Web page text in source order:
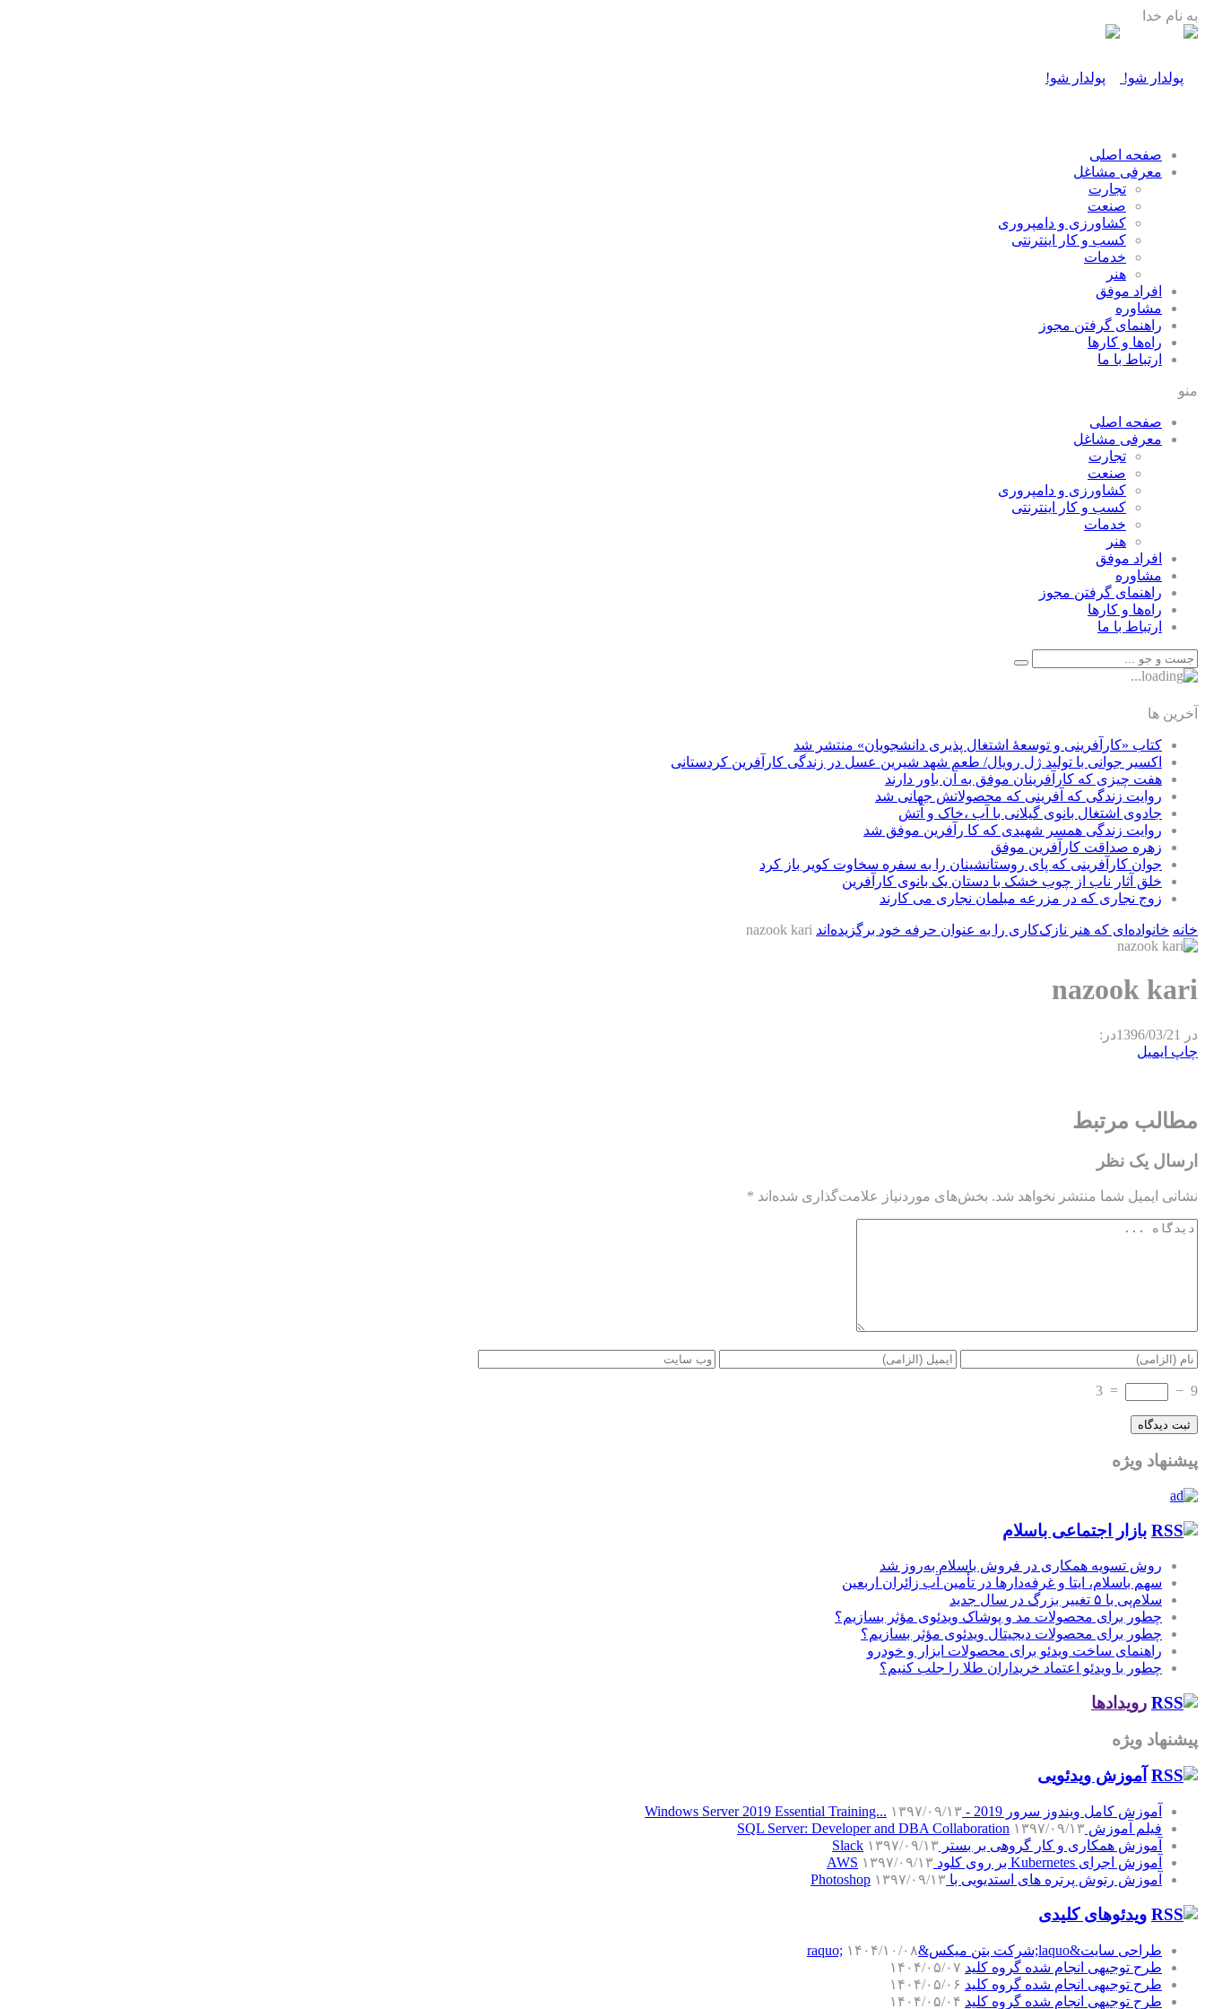
به نام خدا
صفحه اصلی
معرفی مشاغل
تجارت
صنعت
كشاورزی و دامپروری
كسب و كار اينترنتی
خدمات
هنر
افراد موفق
مشاوره
راهنمای گرفتن مجوز
راه‌ها و كارها
ارتباط با ما
منو
صفحه اصلی
معرفی مشاغل
تجارت
صنعت
كشاورزی و دامپروری
كسب و كار اينترنتی
خدمات
هنر
افراد موفق
مشاوره
راهنمای گرفتن مجوز
راه‌ها و كارها
ارتباط با ما
آخرین ها
کتاب «کارآفرینی و توسعۀ اشتغال پذیری دانشجویان» منتشر شد
اکسیر جوانی با تولید ژل رویال/ طعم شهد شیرین عسل‌ در زندگی کارآفرین کردستانی
هفت چیزی که کارآفرینان موفق به آن باور دارند
روایت زندگی که آفرینی که محصولاتش جهانی شد
جادوی اشتغال بانوی گیلانی با آب ،خاک و آتش
روایت زندگی همسر شهیدی که کا رآفرین موفق شد
زهره صداقت کارآفرین موفق
جوان کارآفرینی که پای روستانشینان را به سفره سخاوت کویر باز کرد
خلق آثار ناب از چوب خشک با دستان یک بانوی کارآفرین
زوج نجاری که در مزرعه مبلمان نجاری می کارند
خانه خانواده‌ای که هنر نازک‌کاری را به عنوان حرفه خود برگزیده‌اند nazook kari
nazook kari
در 1396/03/21در:
چاپ ایمیل
مطالب مرتبط
ارسال یک نظر
نشانی ایمیل شما منتشر نخواهد شد. بخش‌های موردنیاز علامت‌گذاری شده‌اند *
9
−
=
3
پیشنهاد ویژه
بازار اجتماعی باسلام
روش تسویه همکاری در فروش باسلام به‌روز شد
سهم باسلام، ایتا و غرفه‌دارها در تأمین آب زائران اربعین
سلام‌پی با ۵ تغییر بزرگ در سال جدید
چطور برای محصولات مد و پوشاک ویدئوی مؤثر بسازیم؟
چطور برای محصولات دیجیتال ویدئوی مؤثر بسازیم؟
راهنمای ساخت ویدئو برای محصولات ابزار و خودرو
چطور با ویدئو اعتماد خریداران طلا را جلب کنیم؟
رویدادها
پیشنهاد ویژه
آموزش‌ ویدئویی
آموزش کامل ویندوز سرور 2019 - Windows Server 2019 Essential Training...
۱۳۹۷/۰۹/۱۳
فیلم آموزش SQL Server: Developer and DBA Collaboration ۱۳۹۷/۰۹/۱۳
آموزش همکاری و کار گروهی بر بستر Slack ۱۳۹۷/۰۹/۱۳
آموزش اجرای Kubernetes بر روی کلود AWS
۱۳۹۷/۰۹/۱۳
آموزش رتوش پرتره های استدیویی با Photoshop ۱۳۹۷/۰۹/۱۳
ویدئوهای کلیدی
طراحی سایت&laquo;شرکت بتن میکس&raquo;
۱۴۰۴/۱۰/۰۸
طرح توجیهی انجام شده گروه کلید ۱۴۰۴/۰۵/۰۷
طرح توجیهی انجام شده گروه کلید ۱۴۰۴/۰۵/۰۶
طرح توجیهی انجام شده گروه کلید ۱۴۰۴/۰۵/۰۴